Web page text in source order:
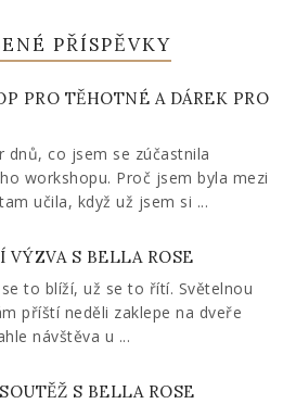
PŘÍSPĚVKY
PRO TĚHOTNÉ A DÁREK PRO
dnů, co jsem se zúčastnila
workshopu. Proč jsem byla mezi
učila, když už jsem si ...
VÝZVA S BELLA ROSE
to blíží, už se to řítí. Světelnou
příští neděli zaklepe na dveře
návštěva u ...
S BELLA ROSE